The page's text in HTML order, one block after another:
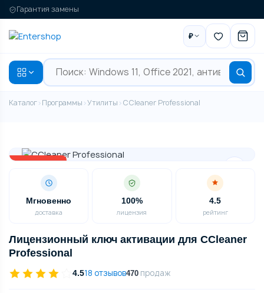
Гарантия замены
₽
Каталог›Программы ›Утилиты ›CCleaner Professional
Мгновенно
доставка
100%
лицензия
4.5
рейтинг
Лицензионный ключ активации для CCleaner
Professional
4.518 отзывов470 продаж